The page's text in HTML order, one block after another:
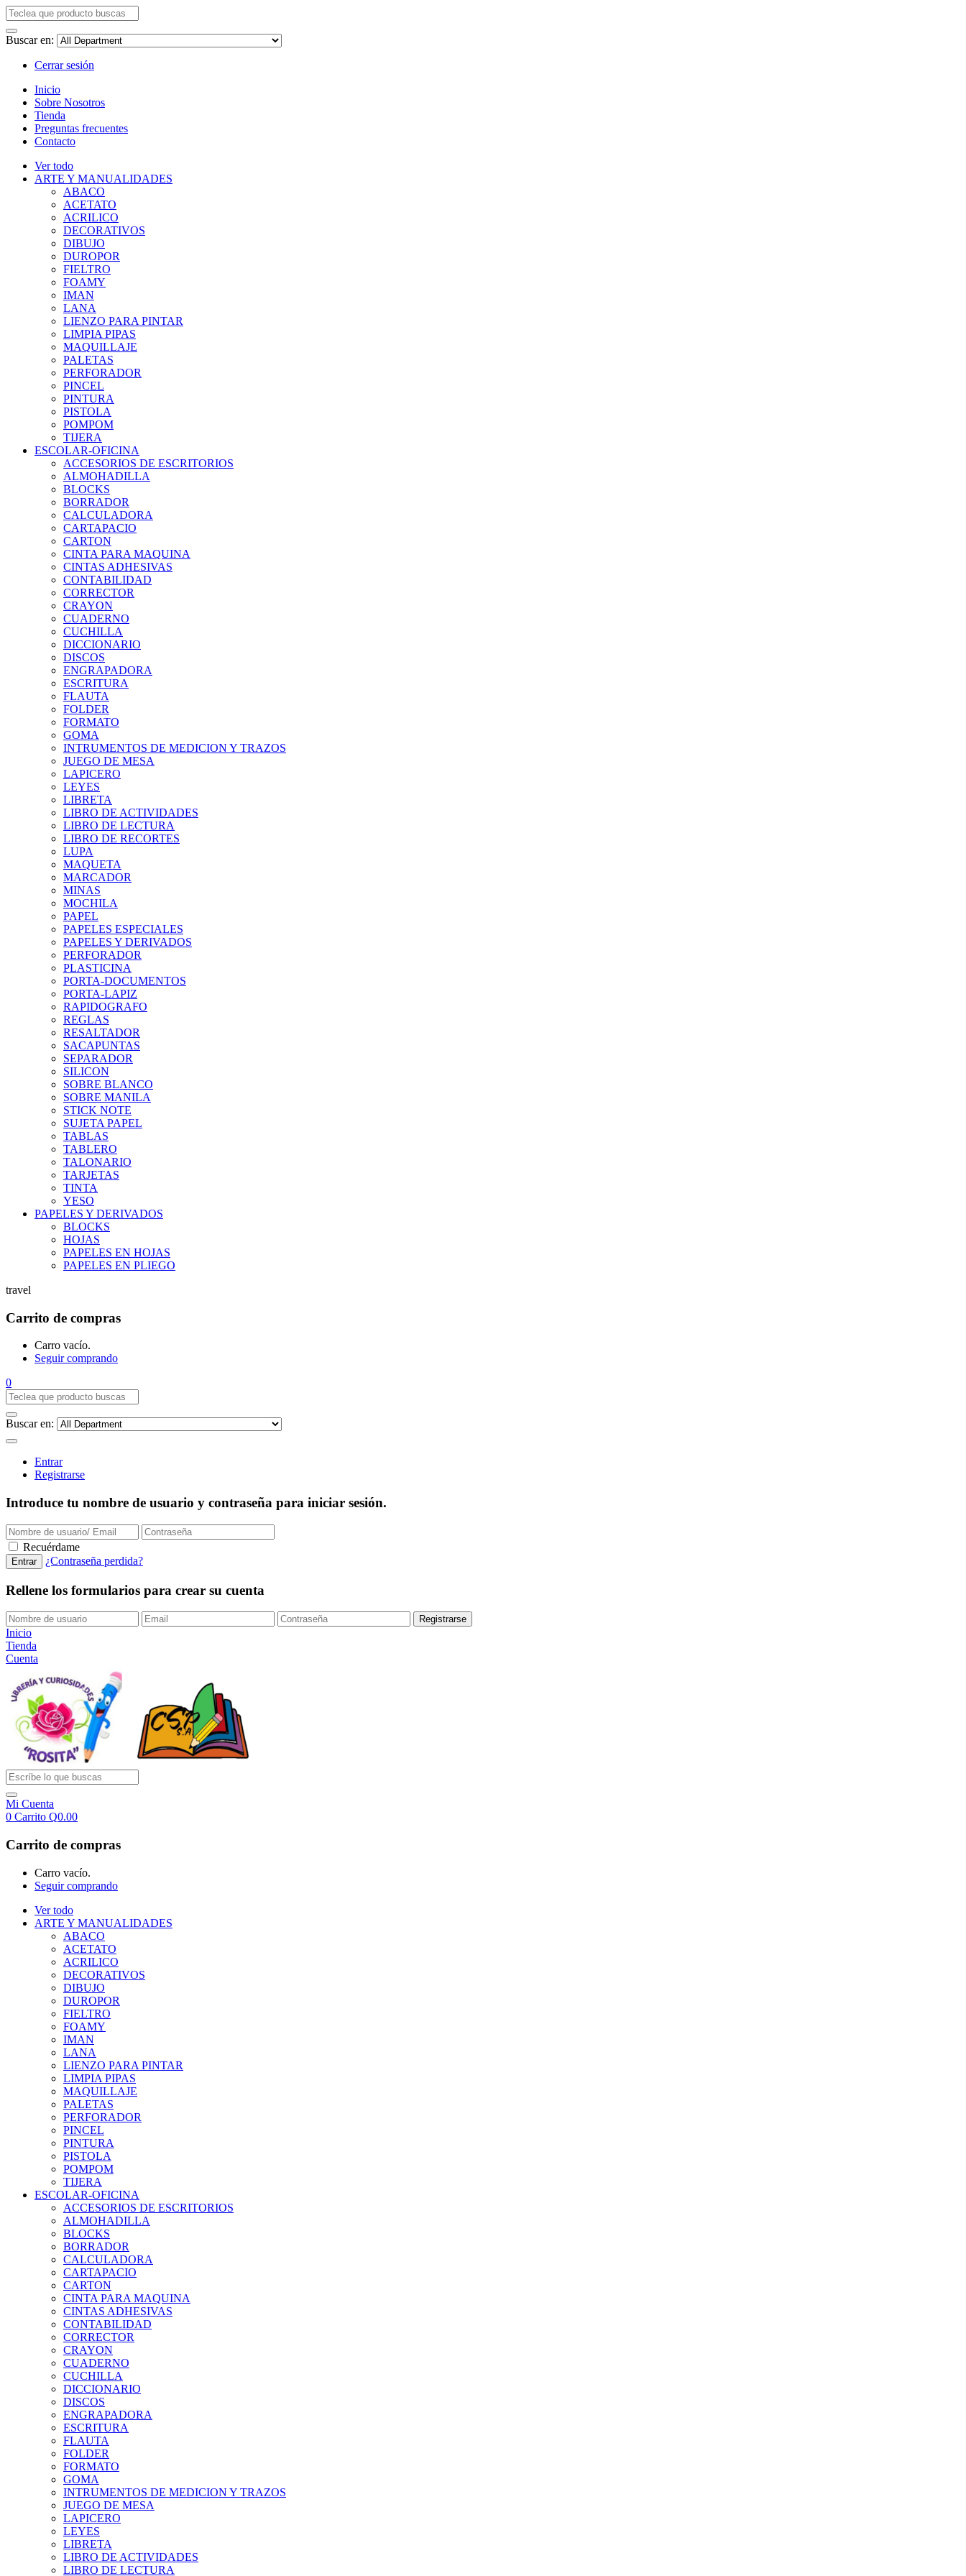
Buscar en:
Cerrar sesión
Inicio
Sobre Nosotros
Tienda
Preguntas frecuentes
Contacto
Ver todo
ARTE Y MANUALIDADES
ABACO
ACETATO
ACRILICO
DECORATIVOS
DIBUJO
DUROPOR
FIELTRO
FOAMY
IMAN
LANA
LIENZO PARA PINTAR
LIMPIA PIPAS
MAQUILLAJE
PALETAS
PERFORADOR
PINCEL
PINTURA
PISTOLA
POMPOM
TIJERA
ESCOLAR-OFICINA
ACCESORIOS DE ESCRITORIOS
ALMOHADILLA
BLOCKS
BORRADOR
CALCULADORA
CARTAPACIO
CARTON
CINTA PARA MAQUINA
CINTAS ADHESIVAS
CONTABILIDAD
CORRECTOR
CRAYON
CUADERNO
CUCHILLA
DICCIONARIO
DISCOS
ENGRAPADORA
ESCRITURA
FLAUTA
FOLDER
FORMATO
GOMA
INTRUMENTOS DE MEDICION Y TRAZOS
JUEGO DE MESA
LAPICERO
LEYES
LIBRETA
LIBRO DE ACTIVIDADES
LIBRO DE LECTURA
LIBRO DE RECORTES
LUPA
MAQUETA
MARCADOR
MINAS
MOCHILA
PAPEL
PAPELES ESPECIALES
PAPELES Y DERIVADOS
PERFORADOR
PLASTICINA
PORTA-DOCUMENTOS
PORTA-LAPIZ
RAPIDOGRAFO
REGLAS
RESALTADOR
SACAPUNTAS
SEPARADOR
SILICON
SOBRE BLANCO
SOBRE MANILA
STICK NOTE
SUJETA PAPEL
TABLAS
TABLERO
TALONARIO
TARJETAS
TINTA
YESO
PAPELES Y DERIVADOS
BLOCKS
HOJAS
PAPELES EN HOJAS
PAPELES EN PLIEGO
travel
Carrito de compras
Carro vacío.
Seguir comprando
0
Buscar en:
Entrar
Registrarse
Introduce tu nombre de usuario y contraseña para iniciar sesión.
Recuérdame
¿Contraseña perdida?
Rellene los formularios para crear su cuenta
Inicio
Tienda
Cuenta
Mi Cuenta
0 Carrito Q0.00
Carrito de compras
Carro vacío.
Seguir comprando
Ver todo
ARTE Y MANUALIDADES
ABACO
ACETATO
ACRILICO
DECORATIVOS
DIBUJO
DUROPOR
FIELTRO
FOAMY
IMAN
LANA
LIENZO PARA PINTAR
LIMPIA PIPAS
MAQUILLAJE
PALETAS
PERFORADOR
PINCEL
PINTURA
PISTOLA
POMPOM
TIJERA
ESCOLAR-OFICINA
ACCESORIOS DE ESCRITORIOS
ALMOHADILLA
BLOCKS
BORRADOR
CALCULADORA
CARTAPACIO
CARTON
CINTA PARA MAQUINA
CINTAS ADHESIVAS
CONTABILIDAD
CORRECTOR
CRAYON
CUADERNO
CUCHILLA
DICCIONARIO
DISCOS
ENGRAPADORA
ESCRITURA
FLAUTA
FOLDER
FORMATO
GOMA
INTRUMENTOS DE MEDICION Y TRAZOS
JUEGO DE MESA
LAPICERO
LEYES
LIBRETA
LIBRO DE ACTIVIDADES
LIBRO DE LECTURA